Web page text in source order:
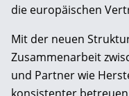
die europäischen
Mit der neuen
Zusammenarbeit
und Partner wie